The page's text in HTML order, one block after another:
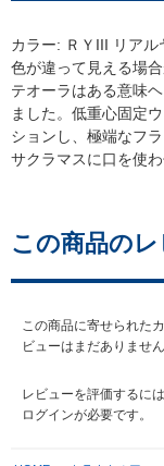
カラー: ＲＹIII リア
色が違って見える場
テオーラはある意味
ました。低重心固定
ションし、極端なフ
サクラマスに口を使
この商品の
この商品に寄せられた
ビューはまだありません
レビューを評価するには
ログインが必要です。